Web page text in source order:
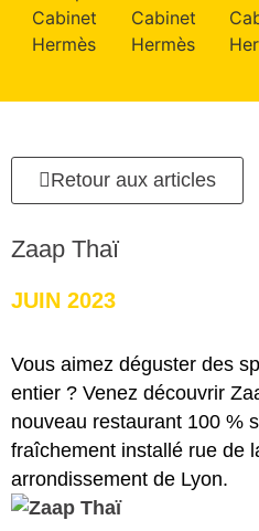
Retour aux articles
Zaap Thaï
JUIN 2023
Vous aimez déguster des
entier ? Venez découvrir
nouveau restaurant 100 %
fraîchement installé rue de
arrondissement de Lyon.